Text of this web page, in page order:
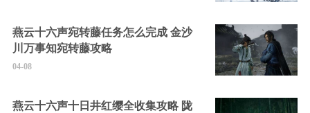
燕云十六声宛转藤任务怎么完成 金沙
川万事知宛转藤攻略
04-08
燕云十六声十日井红缨全收集攻略 陇